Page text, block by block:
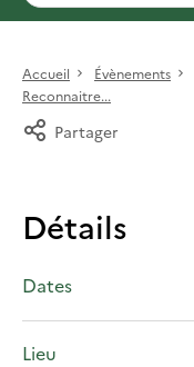
Accueil Évènements
Reconnaitre...
Partager
Détails
Dates
Lieu